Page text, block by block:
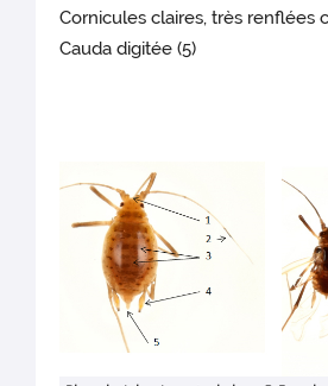
Cornicules claires, très renflées
Cauda digitée (5)